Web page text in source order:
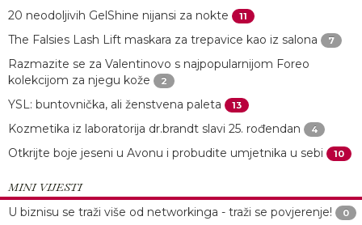
20 neodoljivih GelShine nijansi za nokte 11
The Falsies Lash Lift maskara za trepavice kao iz salona 7
Razmazite se za Valentinovo s najpopularnijom Foreo
kolekcijom za njegu kože
2
YSL: buntovnička, ali ženstvena paleta 13
Kozmetika iz laboratorija dr.brandt slavi 25. rođendan 4
Otkrijte boje jeseni u Avonu i probudite umjetnika u sebi 10
MINI VIJESTI
U biznisu se traži više od networkinga - traži se povjerenje!
0